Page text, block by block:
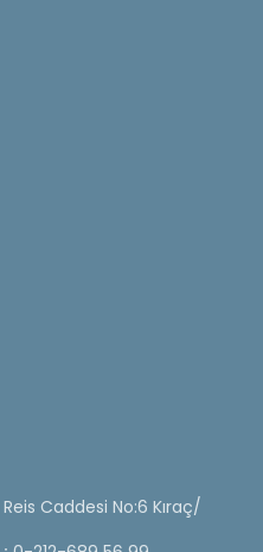
Caddesi No:6 Kıraç/